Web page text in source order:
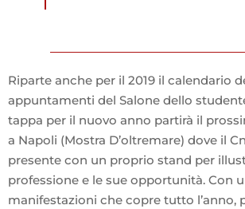
Riparte anche per il 2019 il calendario
appuntamenti del Salone dello
tappa per il nuovo anno partirà il
a Napoli (Mostra D’oltremare) dove il
presente con un proprio stand per
professione e le sue opportunità. Con
manifestazioni che copre tutto l’anno,